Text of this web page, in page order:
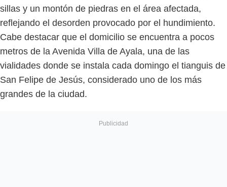
sillas y un montón de piedras en el área afectada,
reflejando el desorden provocado por el hundimiento.
Cabe destacar que el domicilio se encuentra a pocos
metros de la Avenida Villa de Ayala, una de las
vialidades donde se instala cada domingo el tianguis de
San Felipe de Jesús, considerado uno de los más
grandes de la ciudad.